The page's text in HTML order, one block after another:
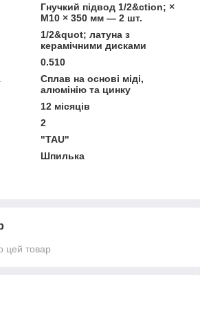
Гнучкий підвод 1/2&ction; ×
M10 × 350 мм — 2 шт.
1/2&quot; латуна з
керамічними дисками
0.510
Сплав на основі міді,
алюмінію та цинку
12 місяців
2
"TAU"
Шпилька
цей товар